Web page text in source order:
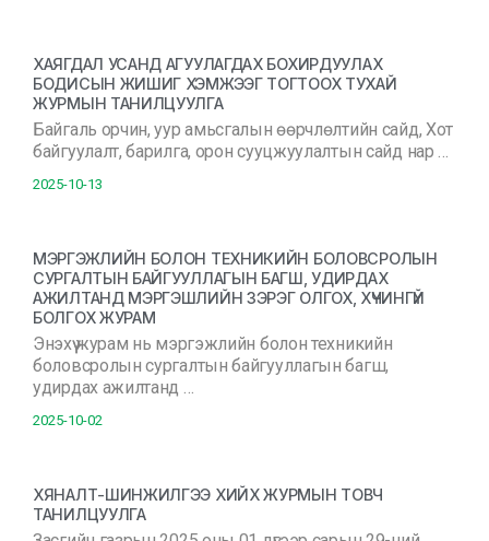
ХАЯГДАЛ УСАНД АГУУЛАГДАХ БОХИРДУУЛАХ
БОДИСЫН ЖИШИГ ХЭМЖЭЭГ ТОГТООХ ТУХАЙ
ЖУРМЫН ТАНИЛЦУУЛГА
Байгаль орчин, уур амьсгалын өөрчлөлтийн сайд, Хот
байгуулалт, барилга, орон сууцжуулалтын сайд нар …
2025-10-13
МЭРГЭЖЛИЙН БОЛОН ТЕХНИКИЙН БОЛОВСРОЛЫН
СУРГАЛТЫН БАЙГУУЛЛАГЫН БАГШ, УДИРДАХ
АЖИЛТАНД МЭРГЭШЛИЙН ЗЭРЭГ ОЛГОХ, ХҮЧИНГҮЙ
БОЛГОХ ЖУРАМ
Энэхүү журам нь мэргэжлийн болон техникийн
боловсролын сургалтын байгууллагын багш,
удирдах ажилтанд …
2025-10-02
ХЯНАЛТ-ШИНЖИЛГЭЭ ХИЙХ ЖУРМЫН ТОВЧ
ТАНИЛЦУУЛГА